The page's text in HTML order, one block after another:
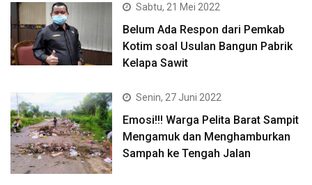
Sabtu, 21 Mei 2022
Belum Ada Respon dari Pemkab
Kotim soal Usulan Bangun Pabrik
Kelapa Sawit
Senin, 27 Juni 2022
Emosi!!! Warga Pelita Barat Sampit
Mengamuk dan Menghamburkan
Sampah ke Tengah Jalan